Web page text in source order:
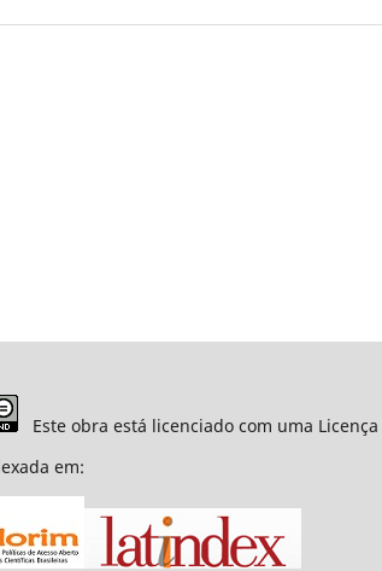
Este obra está licenciado com uma Licença
em: